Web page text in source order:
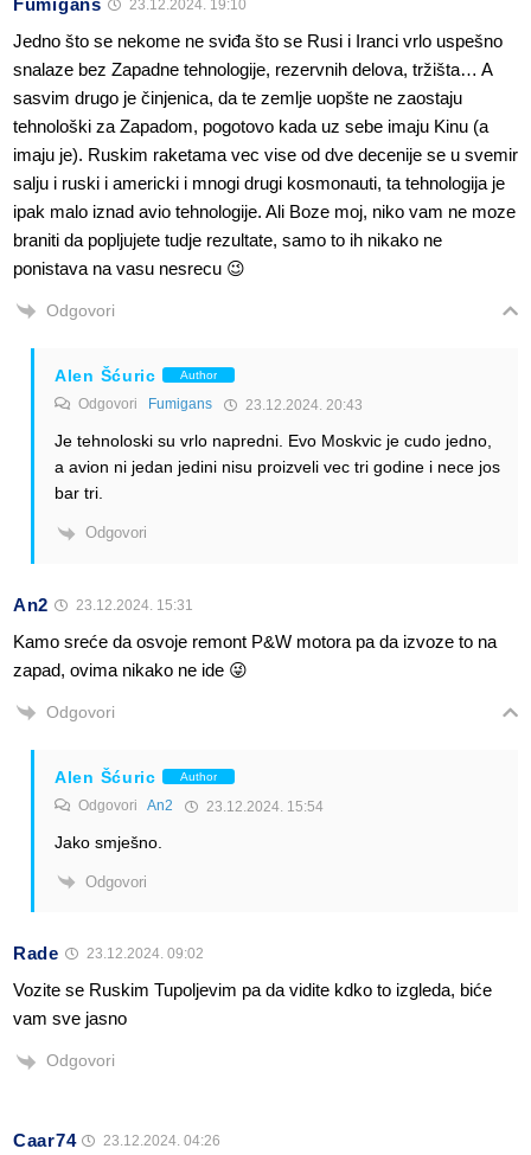
23.12.2024. 19:10
Jedno što se nekome ne sviđa što se Rusi i Iranci vrlo uspešno
snalaze bez Zapadne tehnologije, rezervnih delova, tržišta… A
sasvim drugo je činjenica, da te zemlje uopšte ne zaostaju
tehnološki za Zapadom, pogotovo kada uz sebe imaju Kinu (a
imaju je). Ruskim raketama vec vise od dve decenije se u svemir
salju i ruski i americki i mnogi drugi kosmonauti, ta tehnologija je
ipak malo iznad avio tehnologije. Ali Boze moj, niko vam ne moze
braniti da popljujete tudje rezultate, samo to ih nikako ne
ponistava na vasu nesrecu 😉
Odgovori
Alen Šćuric Author
Odgovori Fumigans 23.12.2024. 20:43
Je tehnoloski su vrlo napredni. Evo Moskvic je cudo jedno,
a avion ni jedan jedini nisu proizveli vec tri godine i nece jos
bar tri.
Odgovori
An2 23.12.2024. 15:31
Kamo sreće da osvoje remont P&W motora pa da izvoze to na
zapad, ovima nikako ne ide 😜
Odgovori
Alen Šćuric Author
Odgovori An2 23.12.2024. 15:54
Jako smješno.
Odgovori
Rade 23.12.2024. 09:02
Vozite se Ruskim Tupoljevim pa da vidite kdko to izgleda, biće
vam sve jasno
Odgovori
Caar74 23.12.2024. 04:26